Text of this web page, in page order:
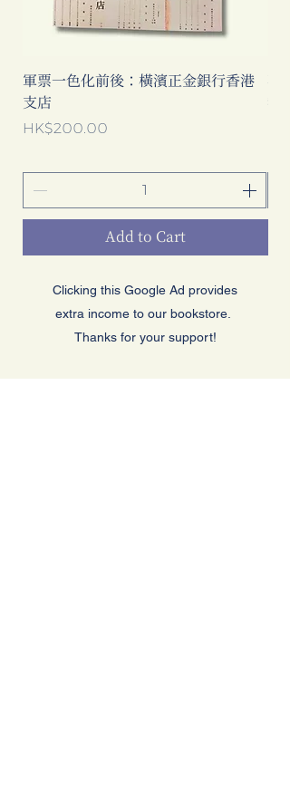
軍票一色化前後：橫濱正金銀行香港
支店
Price
HK$200.00
Add to Cart
不
Clicking this Google Ad provides
extra income to our bookstore.
Thanks for your support!